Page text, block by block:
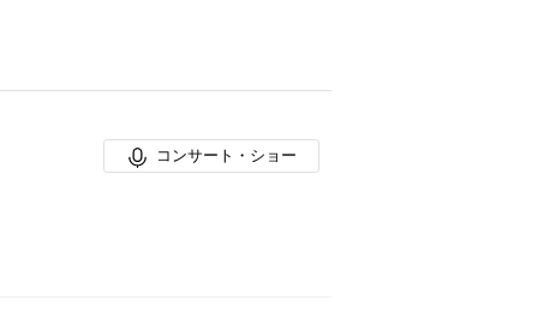
コンサート・ショー